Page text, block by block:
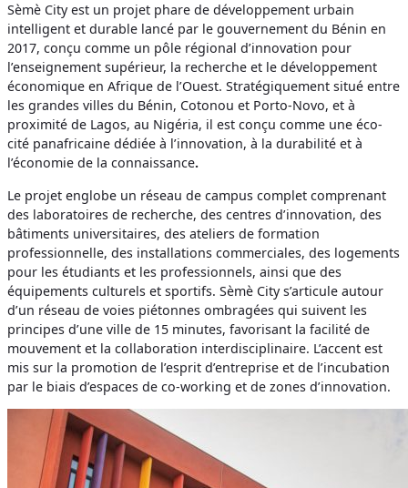
Sèmè City est un projet phare de développement urbain
intelligent et durable lancé par le gouvernement du Bénin en
2017, conçu comme un pôle régional d’innovation pour
l’enseignement supérieur, la recherche et le développement
économique en Afrique de l’Ouest. Stratégiquement situé entre
les grandes villes du Bénin, Cotonou et Porto-Novo, et à
proximité de Lagos, au Nigéria, il est conçu comme une éco-
cité panafricaine dédiée à l’innovation, à la durabilité et à
l’économie de la connaissance.
Le projet englobe un réseau de campus complet comprenant
des laboratoires de recherche, des centres d’innovation, des
bâtiments universitaires, des ateliers de formation
professionnelle, des installations commerciales, des logements
pour les étudiants et les professionnels, ainsi que des
équipements culturels et sportifs. Sèmè City s’articule autour
d’un réseau de voies piétonnes ombragées qui suivent les
principes d’une ville de 15 minutes, favorisant la facilité de
mouvement et la collaboration interdisciplinaire. L’accent est
mis sur la promotion de l’esprit d’entreprise et de l’incubation
par le biais d’espaces de co-working et de zones d’innovation.